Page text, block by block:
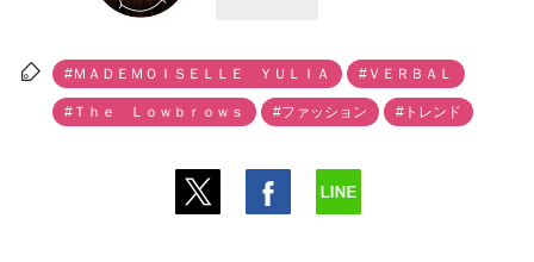
#ＭＡＤＥＭＯＩＳＥＬＬＥ ＹＵＬＩＡ #ＶＥＲＢＡＬ
#Ｔｈｅ Ｌｏｗｂｒｏｗｓ #ファッション #トレンド